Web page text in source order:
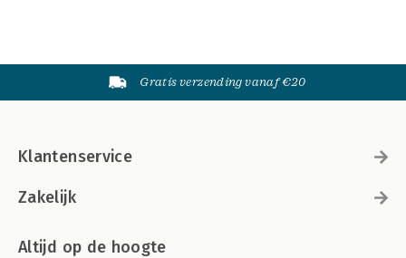
Gratis verzending vanaf €20
Klantenservice
Zakelijk
Altijd op de hoogte